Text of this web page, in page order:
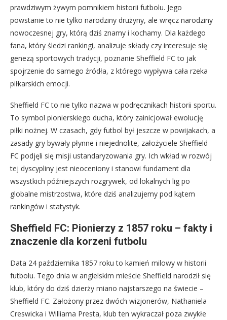
prawdziwym żywym pomnikiem historii futbolu. Jego
powstanie to nie tylko narodziny drużyny, ale wręcz narodziny
nowoczesnej gry, którą dziś znamy i kochamy. Dla każdego
fana, który śledzi rankingi, analizuje składy czy interesuje się
genezą sportowych tradycji, poznanie Sheffield FC to jak
spojrzenie do samego źródła, z którego wypływa cała rzeka
piłkarskich emocji.
Sheffield FC to nie tylko nazwa w podręcznikach historii sportu.
To symbol pionierskiego ducha, który zainicjował ewolucję
piłki nożnej. W czasach, gdy futbol był jeszcze w powijakach, a
zasady gry bywały płynne i niejednolite, założyciele Sheffield
FC podjęli się misji ustandaryzowania gry. Ich wkład w rozwój
tej dyscypliny jest nieoceniony i stanowi fundament dla
wszystkich późniejszych rozgrywek, od lokalnych lig po
globalne mistrzostwa, które dziś analizujemy pod kątem
rankingów i statystyk.
Sheffield FC: Pionierzy z 1857 roku – fakty i
znaczenie dla korzeni futbolu
Data 24 października 1857 roku to kamień milowy w historii
futbolu. Tego dnia w angielskim mieście Sheffield narodził się
klub, który do dziś dzierży miano najstarszego na świecie –
Sheffield FC. Założony przez dwóch wizjonerów, Nathaniela
Creswicka i Williama Presta, klub ten wykraczał poza zwykłe